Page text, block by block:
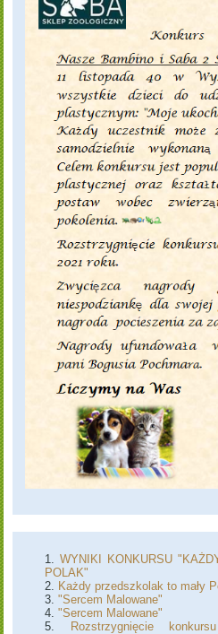
WYNIKI KONKURSU
POLAK"
Każdy przedszkolak to mały
"Sercem Malowane"
"Sercem Malowane"
Rozstrzygnięcie